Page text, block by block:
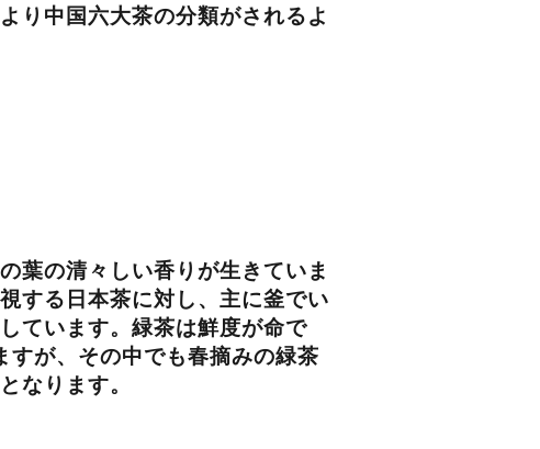
り中国六大茶の分類がされるよ
葉の清々しい香りが生きていま
する日本茶に対し、主に釜でい
ています。緑茶は鮮度が命で
すが、その中でも春摘みの緑茶
なります。